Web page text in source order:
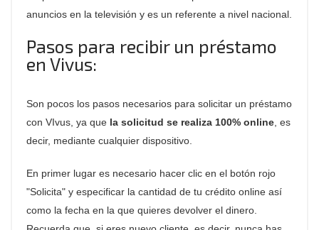
anuncios en la televisión y es un referente a nivel nacional.
Pasos para recibir un préstamo
en Vivus:
Son pocos los pasos necesarios para solicitar un préstamo
con VIvus, ya que la solicitud se realiza 100% online , es
decir, mediante cualquier dispositivo.
En primer lugar es necesario hacer clic en el botón rojo
"Solicita" y especificar la cantidad de tu crédito online así
como la fecha en la que quieres devolver el dinero.